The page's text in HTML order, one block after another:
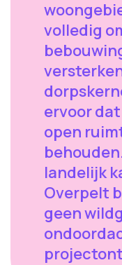
volledig
ervoor
open
landelijk
Overpelt
geen